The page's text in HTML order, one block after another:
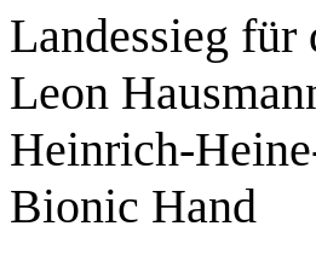
Landessieg für
Leon
Heinrich-
Bionic Hand